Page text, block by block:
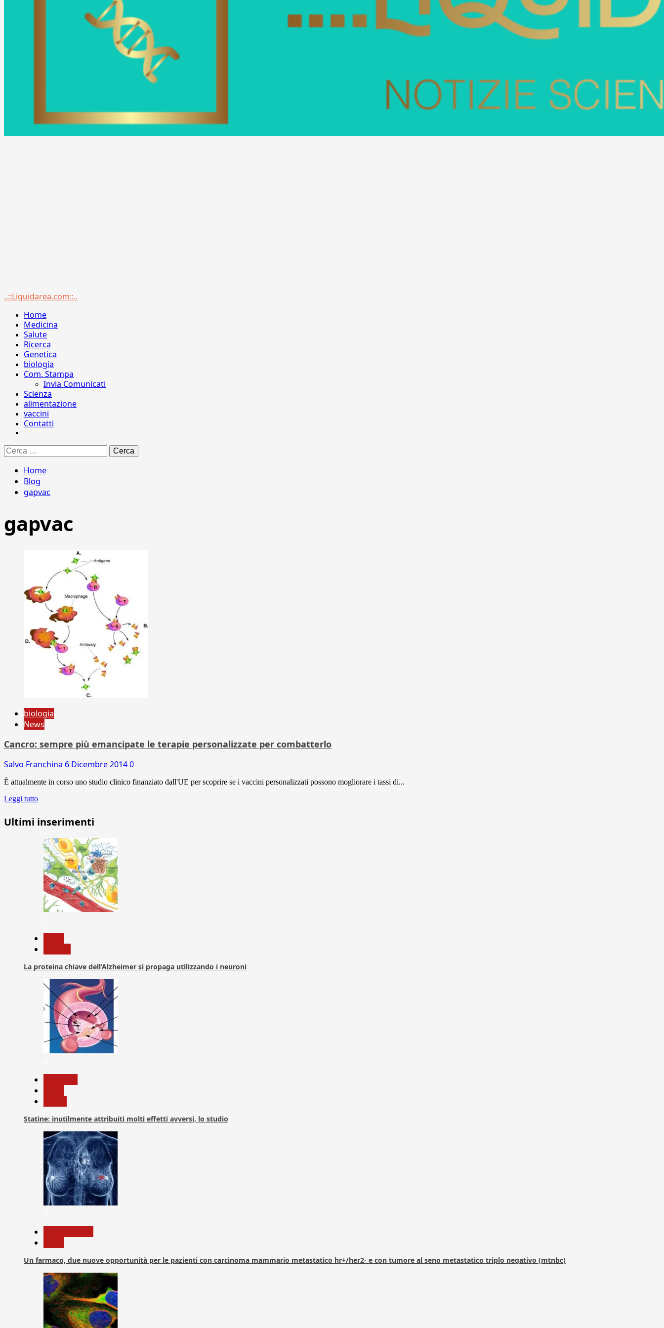
Menu
..::Liquidarea.com::..
Home
Medicina
Salute
Ricerca
Genetica
biologia
Com. Stampa
Invia Comunicati
Scienza
alimentazione
vaccini
Contatti
Ricerca
per:
Home
Blog
gapvac
gapvac
biologia
News
Cancro: sempre più emancipate le terapie personalizzate per combatterlo
Salvo Franchina 6 Dicembre 20140
È attualmente in corso uno studio clinico finanziato dall'UE per scoprire se i vaccini personalizzati possono mogliorare i tassi di...
Leggi tutto
Ultimi inserimenti
La proteina chiave dell’Alzheimer si propaga utilizzando i neuroni
Statine: inutilmente attribuiti molti effetti avversi, lo studio
Un farmaco, due nuove opportunità per le pazienti con carcinoma mammario metastatico hr+/her2- e con tumore al seno metastatico triplo negativo (mtnbc)